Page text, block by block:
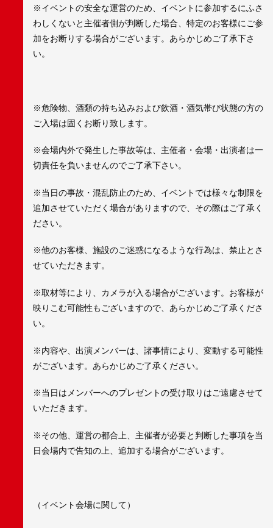
※イベントの安全な運営のため、イベントに参加するにふさ
わしくないと主催者側が判断した場合、特定のお客様にご参
加をお断りする場合がございます。あらかじめご了承下さ
い。
※危険物、酒類の持ち込みおよび飲酒・酒気帯び状態の方の
ご入場は固くお断り致します。
※会場内外で発生した事故等は、主催者・会場・出演者は一
切責任を負いませんのでご了承下さい。
※当日の事故・混乱防止のため、イベントでは様々な制限を
追加させていただく場合がありますので、その際はご了承く
ださい。
※他のお客様、施設のご迷惑になるような行為は、禁止とさ
せていただきます。
※取材等により、カメラが入る場合がございます。お客様が
映りこむ可能性もございますので、あらかじめご了承くださ
い。
※内容や、出演メンバーは、諸事情により、変動する可能性
がございます。あらかじめご了承ください。
※当日はメンバーへのプレゼントの受け取りはご遠慮させて
いただきます。
※その他、運営の都合上、主催者が必要と判断した事項を当
日会場内で告知の上、追加する場合がございます。
（イベント会場に関して）